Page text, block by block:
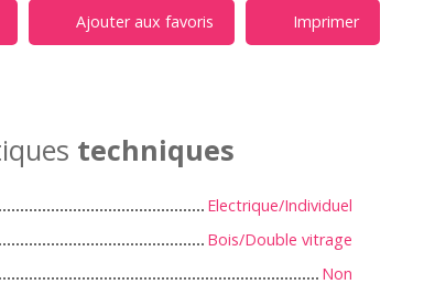
Ajouter aux favoris Imprimer
techniques
Electrique/Individuel
Bois/Double vitrage
Non